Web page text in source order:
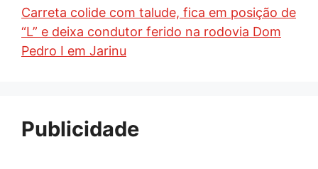
Carreta colide com talude, fica em posição de
“L” e deixa condutor ferido na rodovia Dom
Pedro I em Jarinu
Publicidade